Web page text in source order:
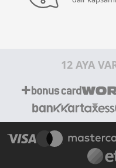
12 AYA